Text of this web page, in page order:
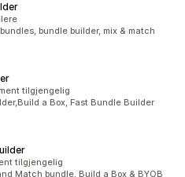
bundle builder, mix & match
tilgjengelig
a Box, Fast Bundle Builder
tilgjengelig
Match bundle, Build a Box & BYOB